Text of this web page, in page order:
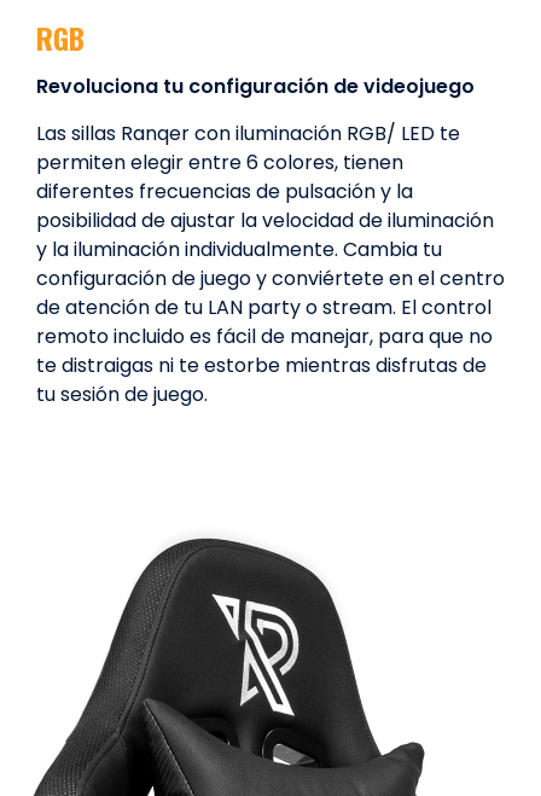
RGB
Revoluciona tu configuración de videojuego
Las sillas Ranqer con iluminación RGB/ LED te
permiten elegir entre 6 colores, tienen
diferentes frecuencias de pulsación y la
posibilidad de ajustar la velocidad de iluminación
y la iluminación individualmente. Cambia tu
configuración de juego y conviértete en el centro
de atención de tu LAN party o stream. El control
remoto incluido es fácil de manejar, para que no
te distraigas ni te estorbe mientras disfrutas de
tu sesión de juego.